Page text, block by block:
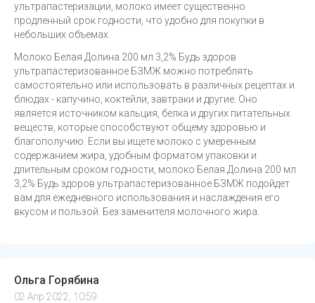
ультрапастеризации, молоко имеет существенно
продленный срок годности, что удобно для покупки в
небольших объемах.
Молоко Белая Долина 200 мл 3,2% Будь здоров
ультрапастеризованное БЗМЖ можно потреблять
самостоятельно или использовать в различных рецептах и
блюдах - капучино, коктейли, завтраки и другие. Оно
является источником кальция, белка и других питательных
веществ, которые способствуют общему здоровью и
благополучию. Если вы ищете молоко с умеренным
содержанием жира, удобным форматом упаковки и
длительным сроком годности, молоко Белая Долина 200 мл
3,2% Будь здоров ультрапастеризованное БЗМЖ подойдет
вам для ежедневного использования и наслаждения его
вкусом и пользой. Без заменителя молочного жира.
Ольга Горябина
02 Апр 2022, 10:59